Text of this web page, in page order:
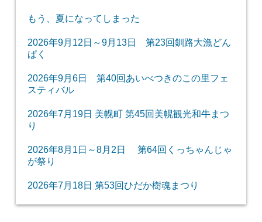
もう、夏になってしまった
2026年9月12日～9月13日 第23回釧路大漁どん
ぱく
2026年9月6日 第40回あいべつきのこの里フェ
スティバル
2026年7月19日 美幌町 第45回美幌観光和牛まつ
り
2026年8月1日～8月2日 第64回くっちゃんじゃ
が祭り
2026年7月18日 第53回ひだか樹魂まつり